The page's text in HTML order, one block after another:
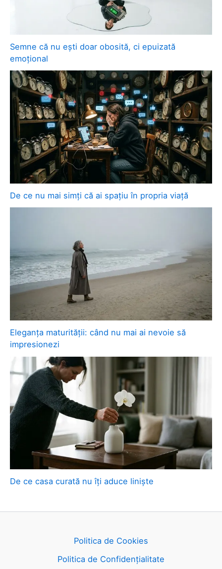
Semne că nu ești doar obosită, ci epuizată
emoțional
De ce nu mai simți că ai spațiu în propria viață
Eleganța maturității: când nu mai ai nevoie să
impresionezi
De ce casa curată nu îți aduce liniște
Politica de Cookies
Politica de Confidențialitate